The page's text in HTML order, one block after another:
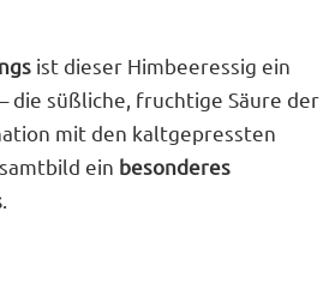
ist dieser Himbeeressig ein
die süßliche, fruchtige Säure der
mit den kaltgepressten
ein besonderes